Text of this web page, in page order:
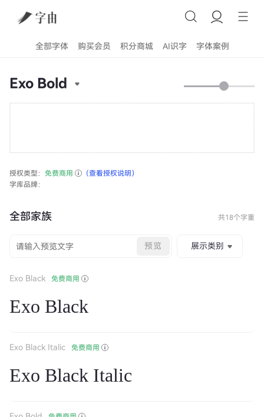
全部字体 购买会员 积分商城 AI识字 字体案例
Exo Bold
授权类型： 免费商用
（查看授权说明）
字库品牌：
全部家族 共18个字重
预览 展示类别
Exo Black 免费商用
Exo Black
Exo Black Italic 免费商用
Exo Black Italic